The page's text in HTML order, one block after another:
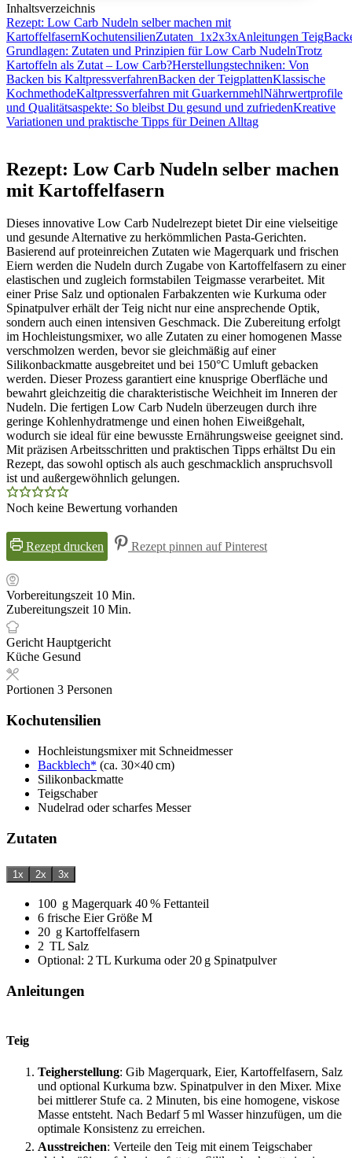
Inhaltsverzeichnis
Rezept: Low Carb Nudeln selber machen mit
KartoffelfasernKochutensilienZutaten 1x2x3xAnleitungen Teig
Grundlagen: Zutaten und Prinzipien für Low Carb NudelnTrotz
Kartoffeln als Zutat – Low Carb?Herstellungstechniken: Von
Backen bis KaltpressverfahrenBacken der TeigplattenKlassische
KochmethodeKaltpressverfahren mit GuarkernmehlNährwertprofile
und Qualitätsaspekte: So bleibst Du gesund und zufriedenKreative
Variationen und praktische Tipps für Deinen Alltag
Rezept: Low Carb Nudeln selber machen
mit Kartoffelfasern
Dieses innovative Low Carb Nudelrezept bietet Dir eine vielseitige
und gesunde Alternative zu herkömmlichen Pasta-Gerichten.
Basierend auf proteinreichen Zutaten wie Magerquark und frischen
Eiern werden die Nudeln durch Zugabe von Kartoffelfasern zu einer
elastischen und zugleich formstabilen Teigmasse verarbeitet. Mit
einer Prise Salz und optionalen Farbakzenten wie Kurkuma oder
Spinatpulver erhält der Teig nicht nur eine ansprechende Optik,
sondern auch einen intensiven Geschmack. Die Zubereitung erfolgt
im Hochleistungsmixer, wo alle Zutaten zu einer homogenen Masse
verschmolzen werden, bevor sie gleichmäßig auf einer
Silikonbackmatte ausgebreitet und bei 150°C Umluft gebacken
werden. Dieser Prozess garantiert eine knusprige Oberfläche und
bewahrt gleichzeitig die charakteristische Weichheit im Inneren der
Nudeln. Die fertigen Low Carb Nudeln überzeugen durch ihre
geringe Kohlenhydratmenge und einen hohen Eiweißgehalt,
wodurch sie ideal für eine bewusste Ernährungsweise geeignet sind.
Mit präzisen Arbeitsschritten und praktischen Tipps erhältst Du ein
Rezept, das sowohl optisch als auch geschmacklich anspruchsvoll
ist und außergewöhnlich gelungen.
Noch keine Bewertung vorhanden
Rezept drucken Rezept pinnen auf Pinterest
Vorbereitungszeit 10Minuten
Min.
Zubereitungszeit 10Minuten
Min.
GerichtHauptgericht
Küche Gesund
Portionen 3 Personen
Kochutensilien
Hochleistungsmixermit Schneidmesser
Backblech* (ca. 30×40 cm)
Silikonbackmatte
Teigschaber
Nudelrad oder scharfes Messer
Zutaten
1x 2x 3x
100 g Magerquark 40 % Fettanteil
6 frische Eier Größe M
20 g Kartoffelfasern
2 TL Salz
Optional: 2 TL Kurkuma oder 20 g Spinatpulver
Anleitungen
Teig
Teigherstellung: Gib Magerquark, Eier, Kartoffelfasern, Salz
und optional Kurkuma bzw. Spinatpulver in den Mixer. Mixe
bei mittlerer Stufe ca. 2 Minuten, bis eine homogene, viskose
Masse entsteht. Nach Bedarf 5 ml Wasser hinzufügen, um die
optimale Konsistenz zu erreichen.
Ausstreichen: Verteile den Teig mit einem Teigschaber